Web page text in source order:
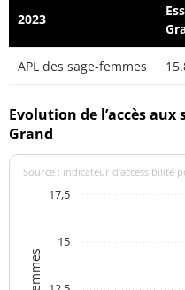
2023
APL des sage-femmes
Evolution de l’accès aux
Grand
Source : indicateur d’accessibilité
15
17,5